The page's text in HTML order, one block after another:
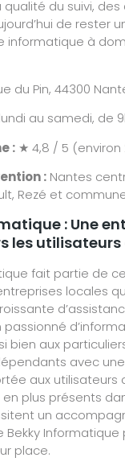
du suivi, des
de rester
informatique à
du Pin, 44300
au samedi, de
: ★ 4,8 / 5 (environ
: Nantes
Rezé et
: Une
les utilisateurs
fait partie de
locales
passionné
bien aux
avec
aux utilisateurs
en plus présents
un
Bekky Informatique
place.